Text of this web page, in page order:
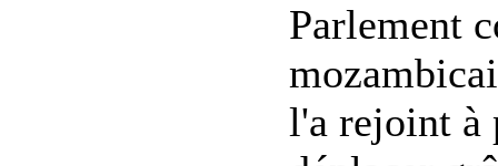
Parlement
l'a rejoint à